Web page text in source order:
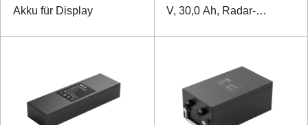
Akku für Display
V, 30,0 Ah, Radar-